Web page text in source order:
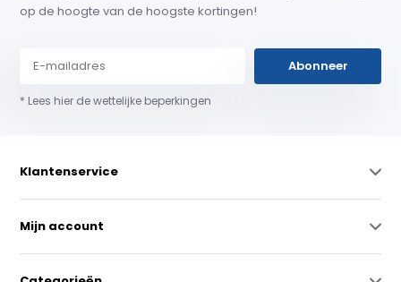
op de hoogte van de hoogste kortingen!
Abonneer
* Lees hier de wettelijke beperkingen
Klantenservice
Mijn account